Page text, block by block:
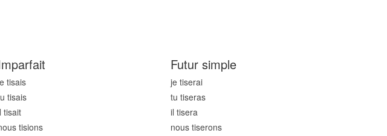
tisais
tisais
tisait
tisions
Futur simple
je tiserai
tu tiseras
il tisera
nous tiserons